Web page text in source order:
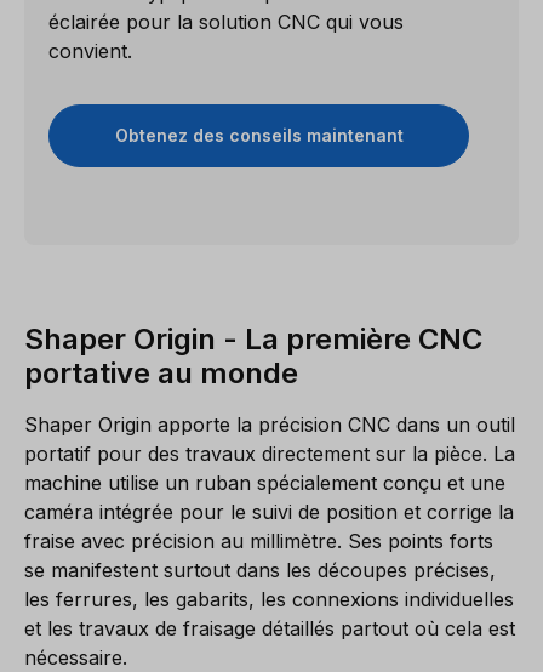
éclairée pour la solution CNC qui vous
convient.
Obtenez des conseils maintenant
Shaper Origin - La première CNC
portative au monde
Shaper Origin apporte la précision CNC dans un outil
portatif pour des travaux directement sur la pièce. La
machine utilise un ruban spécialement conçu et une
caméra intégrée pour le suivi de position et corrige la
fraise avec précision au millimètre. Ses points forts
se manifestent surtout dans les découpes précises,
les ferrures, les gabarits, les connexions individuelles
et les travaux de fraisage détaillés partout où cela est
nécessaire.